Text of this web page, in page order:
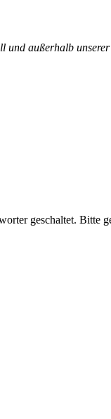
außerhalb
geschaltet.